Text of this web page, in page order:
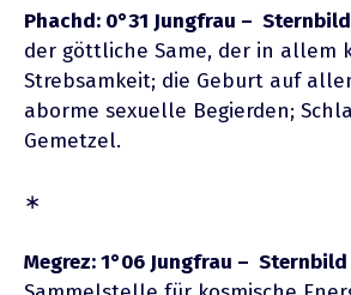
Phachd: 0°31 Jungfrau –
der göttliche Same, der in allem
Strebsamkeit; die Geburt auf
aborme sexuelle Begierden;
Gemetzel.
∗
Megrez: 1°06 Jungfrau –